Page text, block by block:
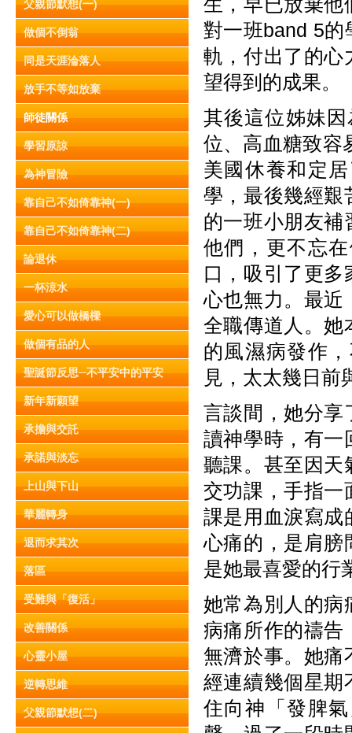
父親節默想(一)
做個不倒翁
同是天涯淪落人
放手不等如放棄
師徒關係
學習原諒
為神冒險
靠自己不如倚靠神(一)
靠自己不如倚靠神(二)
論退休
一杯涼水
愛心可以做橋樑
做個有品的人
聖誕節反思─不平安中的平安
新年新願望
承擔與交託
承諾與淡忘
上山與下山
華麗轉身
退而求其次
落區
受難與「復活」
改善關係
心靈小屋
逆轉思維
父親節默想(二)
對一班band 5
軌，付出了的心
望得到的成果。
其後這位姊妹
位、高血糖致容
美國休養和定
學，最後幾經艱
的一班小朋友補
他們，更不忘
口，吸引了更
心也無力。最近
全職傳道人。她
的風濕病發作
見，太太幾日
言談間，她分享
讀神學時，有一
聽課。甚至因天
交功課，手指一
課是用血淚寫成
心痛的，是肩膀
是她最喜愛的行
她常為別人的病
病痛所作的禱告
無濟於事。她痛
經連續幾個星期
住向神「發脾